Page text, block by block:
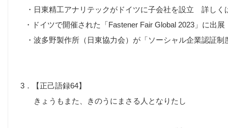
・日東精工アナリテックがドイツに子会社を設立 詳しく
・ドイツで開催された「Fastener Fair Global 2023」に出
・波多野製作所（日東協力会）が「ソーシャル企業認証制
3．【正己語録64】
きょうもまた、きのうにまさる人となりたし